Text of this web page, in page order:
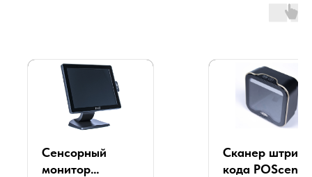
Сенсорный
монитор
Сканер штрих-
кода